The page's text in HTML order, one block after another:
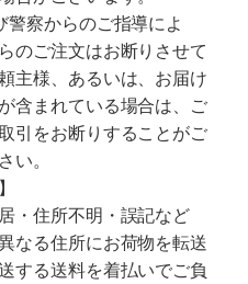
察からのご指導によ
のご注文はお断りさせて
主様、あるいは、お届け
含まれている場合は、ご
引をお断りすることがご
い。
・住所不明・誤記など
なる住所にお荷物を転送
する送料を着払いでご負